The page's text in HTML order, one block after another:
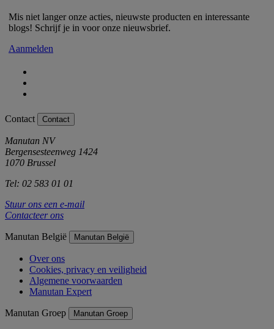
Mis niet langer onze acties, nieuwste producten en interessante
blogs! Schrijf je in voor onze nieuwsbrief.
Aanmelden
Contact Contact
Manutan NV
Bergensesteenweg 1424
1070 Brussel
Tel: 02 583 01 01
Stuur ons een e-mail
Contacteer ons
Manutan België Manutan België
Over ons
Cookies, privacy en veiligheid
Algemene voorwaarden
Manutan Expert
Manutan Groep Manutan Groep